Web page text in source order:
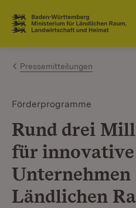
Zum Inhalt springen
Link zur Startseite
Pressemitteilungen
Förderprogramme
Rund drei
für innovative
Ländlichen